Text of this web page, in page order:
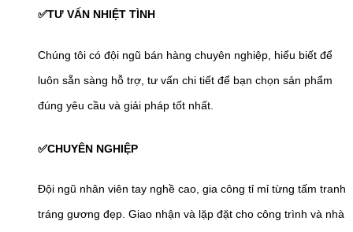
✅TƯ VẤN NHIỆT TÌNH
Chúng tôi có đội ngũ bán hàng chuyên nghiệp, hiểu biết để
luôn sẵn sàng hỗ trợ, tư vấn chi tiết để bạn chọn sản phẩm
đúng yêu cầu và giải pháp tốt nhất.
✅CHUYÊN NGHIỆP
Đội ngũ nhân viên tay nghề cao, gia công tỉ mỉ từng tấm tranh
tráng gương đẹp. Giao nhận và lặp đặt cho công trình và nhà